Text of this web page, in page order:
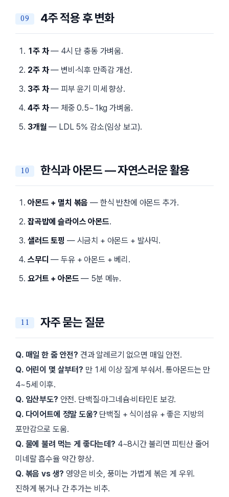
4주 적용 후 변화
1주 차— 4시 단 충동 가벼움.
2주 차— 변비·식후 만족감 개선.
3주 차— 피부 윤기 미세 향상.
4주 차— 체중 0.5~1kg 가벼움.
3개월 — LDL 5% 감소(임상 보고).
한식과 아몬드 — 자연스러운 활용
아몬드 + 멸치 볶음 — 한식 반찬에 아몬드 추가.
잡곡밥에 슬라이스 아몬드.
샐러드 토핑 — 시금치 + 아몬드 + 발사믹.
스무디 — 두유 + 아몬드 + 베리.
요거트 + 아몬드 — 5분 메뉴.
자주 묻는 질문
Q. 매일 한 줌 안전? 견과 알레르기 없으면 매일 안전.
Q. 어린이 몇 살부터? 만 1세 이상 잘게 부숴서. 통아몬드는 만
4~5세 이후.
Q. 임산부도? 안전. 단백질·마그네슘·비타민E 보강.
Q. 다이어트에 정말 도움? 단백질 + 식이섬유 + 좋은 지방의
포만감으로 도움.
Q. 물에 불려 먹는 게 좋다는데? 4~8시간 불리면 피틴산 줄어
미네랄 흡수율 약간 향상.
Q. 볶음 vs 생? 영양은 비슷, 풍미는 가볍게 볶은 게 우위.
진하게 볶거나 간 추가는 비추.